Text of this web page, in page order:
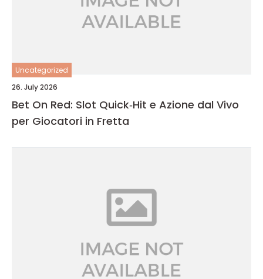
Uncategorized
26. July 2026
Bet On Red: Slot Quick‑Hit e Azione dal Vivo
per Giocatori in Fretta